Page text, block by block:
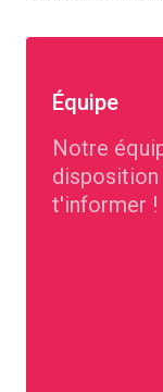
Équipe
Notre
t'informer !